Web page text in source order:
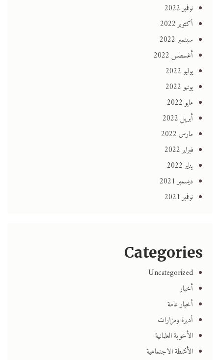
نوفمبر 2022
أكتوبر 2022
سبتمبر 2022
أغسطس 2022
يوليو 2022
يونيو 2022
مايو 2022
أبريل 2022
مارس 2022
فبراير 2022
يناير 2022
ديسمبر 2021
نوفمبر 2021
Categories
Uncategorized
أخبار
أخبار عامة
أديرة ومزارات
الأخوية العلمانية
الأنشطة الاجتماعية